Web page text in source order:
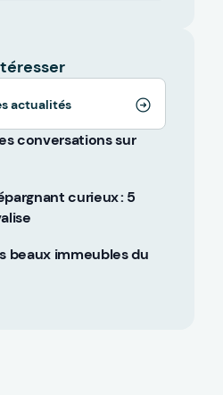
actualités
conversations sur
curieux : 5
beaux immeubles du